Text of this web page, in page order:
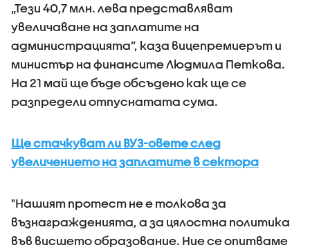
„Тези 40,7 млн. лева представляват
увеличаване на заплатите на
администрацията”, каза вицепремиерът и
министър на финансите Людмила Петкова.
На 21 май ще бъде обсъдено как ще се
разпредели отпуснатата сума.
Ще стачкуват ли ВУЗ-овете след
увеличението на заплатите в сектора
"Нашият протест не е толкова за
възнагражденията, а за цялостна политика
във висшето образование. Ние се опитваме